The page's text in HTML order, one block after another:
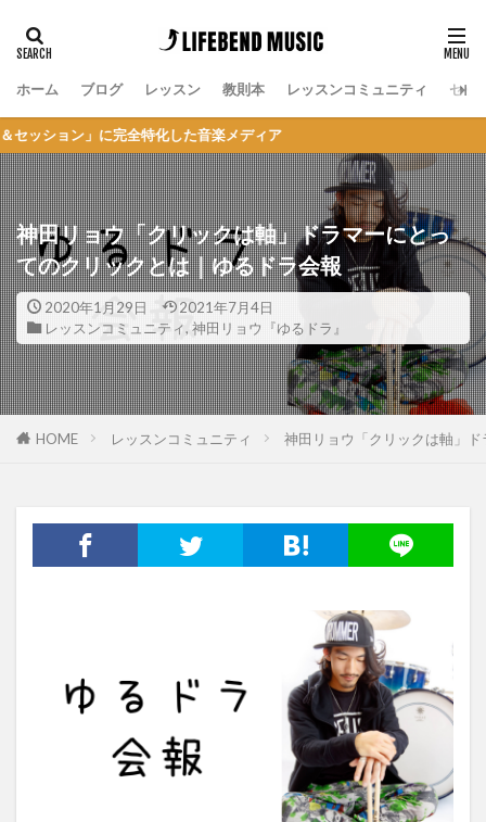
ホーム ブログ レッスン 教則本 レッスンコミュニティ セッ
」に完全特化した音楽メディア
神田リョウ「クリックは軸」ドラマーにとっ
てのクリックとは｜ゆるドラ会報
2020年1月29日
2021年7月4日
レッスンコミュニティ, 神田リョウ『ゆるドラ』
HOME レッスンコミュニティ 神田リョウ「クリックは軸」